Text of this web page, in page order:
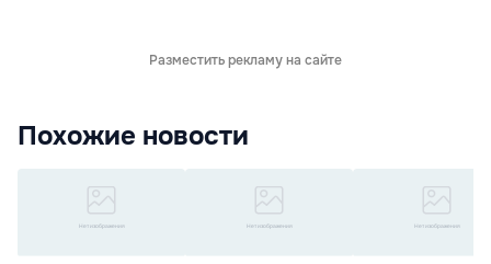
Разместить рекламу на сайте
Похожие новости